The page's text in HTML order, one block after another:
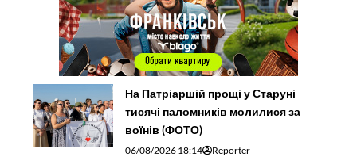
На Патріаршій прощі у Старуні
тисячі паломників молилися за
воїнів (ФОТО)
06/08/2026 18:14 Reporter